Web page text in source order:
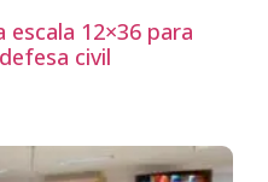
12×36 para
civil